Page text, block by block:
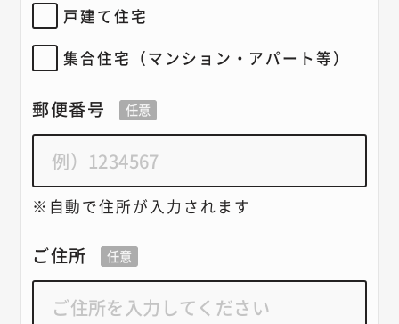
戸建て住宅
集合住宅（マンション・アパート等）
郵便番号 任意
自動で住所が入力されます
ご住所 任意